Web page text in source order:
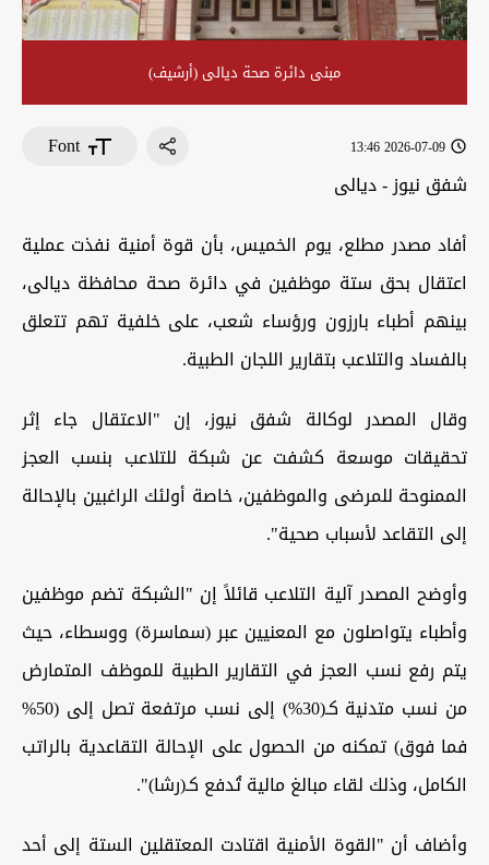
مبنى دائرة صحة ديالى (أرشيف)
2026-07-09 13:46
Font
شفق نيوز - ديالى
أفاد مصدر مطلع، يوم الخميس، بأن قوة أمنية نفذت عملية
اعتقال بحق ستة موظفين في دائرة صحة محافظة ديالى،
بينهم أطباء بارزون ورؤساء شعب، على خلفية تهم تتعلق
بالفساد والتلاعب بتقارير اللجان الطبية.
وقال المصدر لوكالة شفق نيوز، إن "الاعتقال جاء إثر
تحقيقات موسعة كشفت عن شبكة للتلاعب بنسب العجز
الممنوحة للمرضى والموظفين، خاصة أولئك الراغبين بالإحالة
إلى التقاعد لأسباب صحية".
وأوضح المصدر آلية التلاعب قائلاً إن "الشبكة تضم موظفين
وأطباء يتواصلون مع المعنيين عبر (سماسرة) ووسطاء، حيث
يتم رفع نسب العجز في التقارير الطبية للموظف المتمارض
من نسب متدنية كـ(30%) إلى نسب مرتفعة تصل إلى (50%
فما فوق) تمكنه من الحصول على الإحالة التقاعدية بالراتب
الكامل، وذلك لقاء مبالغ مالية تُدفع كـ(رشا)".
وأضاف أن "القوة الأمنية اقتادت المعتقلين الستة إلى أحد